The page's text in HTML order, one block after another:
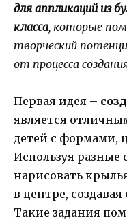
для аппликаций из
класса, которые
творческий
от процесса
Первая идея –
является
детей с формами,
Используя разные
нарисовать
в центре,
Такие задания